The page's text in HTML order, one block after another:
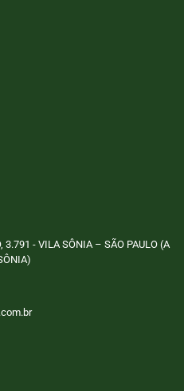
3.791 - VILA SÔNIA – SÃO PAULO (A